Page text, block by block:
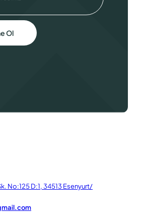
Ol
No:125 D:1, 34513 Esenyurt/